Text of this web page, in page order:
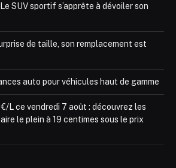
SUV sportif s’apprête à dévoiler son
de taille, son remplacement est
auto pour véhicules haut de gamme
L ce vendredi 7 août : découvrez les
le plein à 19 centimes sous le prix